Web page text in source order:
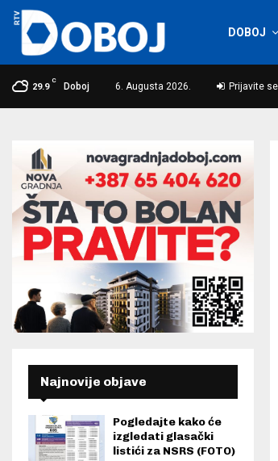
DOBOJ
29.9
C
Doboj 6. Augusta 2026. Prijavite
Najnovije objave
Pogledajte kako će
izgledati glasački
listići za NSRS (FOTO)